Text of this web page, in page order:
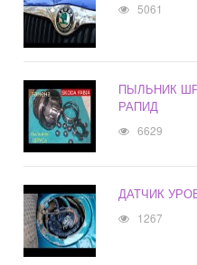
5061
ПЫЛЬНИК
РАПИД
6629
ДАТЧИК
1267